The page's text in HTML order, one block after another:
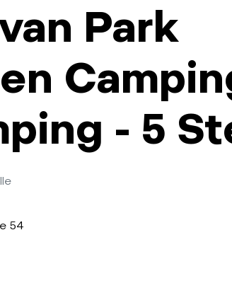
Park
- 5
54